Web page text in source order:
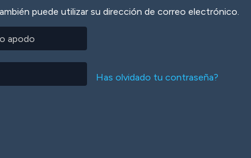
puede utilizar su dirección de correo electrónico.
Has olvidado tu contraseña?